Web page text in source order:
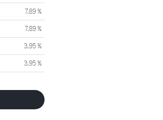
7,89 %
7,89 %
3,95 %
3,95 %